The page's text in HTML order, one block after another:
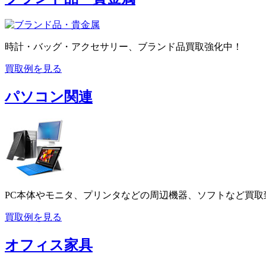
時計・バッグ・アクセサリー、ブランド品買取強化中！
買取例を見る
パソコン関連
PC本体やモニタ、プリンタなどの周辺機器、ソフトなど買取
買取例を見る
オフィス家具